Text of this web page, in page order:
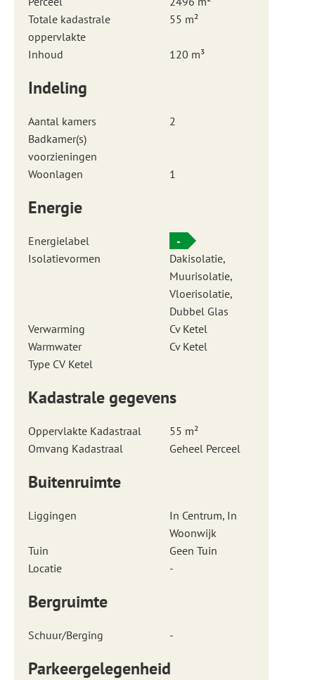
Totale kadastrale
oppervlakte
55 m²
Inhoud 120 m³
Indeling
Aantal kamers
2
Badkamer(s)
voorzieningen
Woonlagen
1
Energie
Energielabel
-
Isolatievormen
Dakisolatie,
Muurisolatie,
Vloerisolatie,
Dubbel Glas
Verwarming
Cv Ketel
Warmwater
Cv Ketel
Type CV Ketel
Kadastrale gegevens
Oppervlakte Kadastraal
55 m²
Omvang Kadastraal
Geheel Perceel
Buitenruimte
Liggingen
In Centrum, In
Woonwijk
Tuin
Geen Tuin
Locatie
-
Bergruimte
Schuur/Berging -
Parkeergelegenheid